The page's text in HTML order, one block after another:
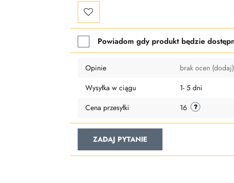
Do
przechowalni
Powiadom gdy produkt będzie
Opinie brak ocen (dodaj)
Wysyłka w ciągu
1- 5 dni
Cena przesyłki
16
ZADAJ PYTANIE